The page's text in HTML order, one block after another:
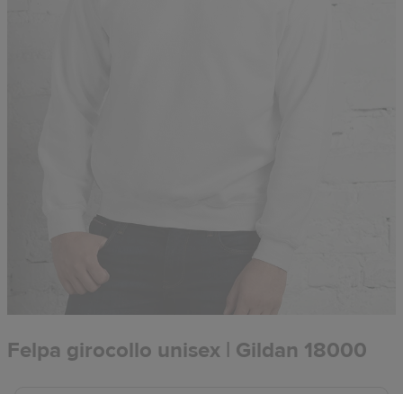
Felpa girocollo unisex | Gildan 18000